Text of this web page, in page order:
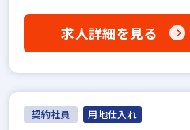
求人詳細を見る
契約社員 用地仕入れ